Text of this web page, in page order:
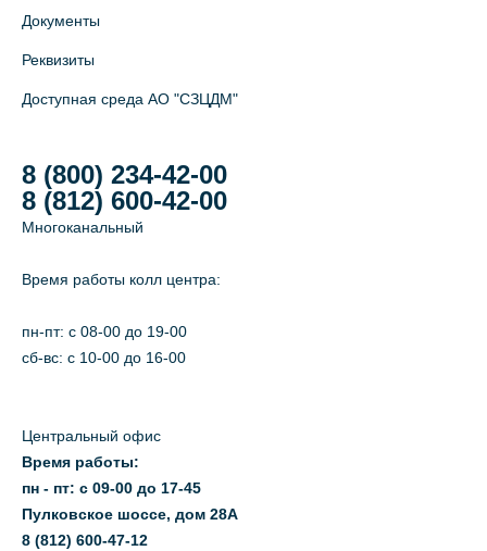
Документы
Реквизиты
Доступная среда АО "СЗЦДМ"
8 (800) 234-42-00
8 (812) 600-42-00
Многоканальный
Время работы колл центра:
пн-пт: c 08-00 до 19-00
сб-вс: с 10-00 до 16-00
Центральный офис
Время работы:
пн - пт: с 09-00 до 17-45
Пулковское шоссе, дом 28А
8 (812) 600-47-12